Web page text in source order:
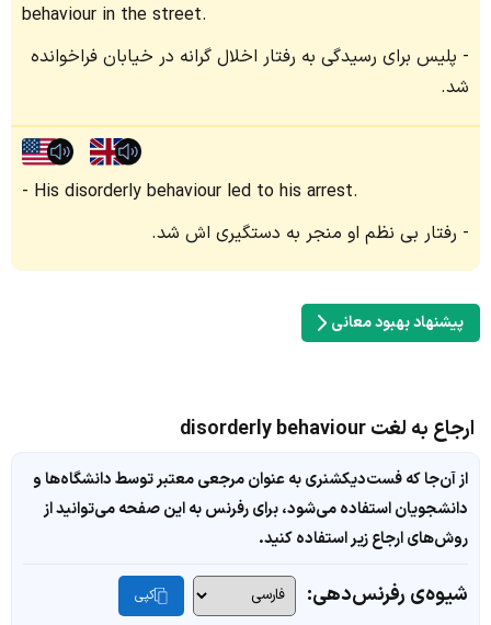
behaviour in the street.
پلیس برای رسیدگی به رفتار اخلال گرانه در خیابان فراخوانده
شد.
His disorderly behaviour led to his arrest.
رفتار بی نظم او منجر به دستگیری اش شد.
پیشنهاد بهبود معانی
ارجاع به لغت disorderly behaviour
از آن‌جا که فست‌دیکشنری به عنوان مرجعی معتبر توسط دانشگاه‌ها و
دانشجویان استفاده می‌شود، برای رفرنس به این صفحه می‌توانید از
روش‌های ارجاع زیر استفاده کنید.
شیوه‌ی رفرنس‌دهی: کپی